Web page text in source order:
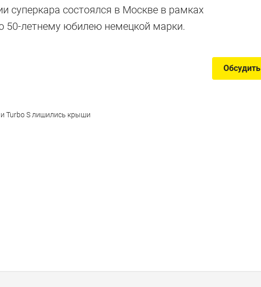
суперкара состоялся в Москве в рамках
50-летнему юбилею немецкой марки.
Обсудить
Turbo S лишились крыши